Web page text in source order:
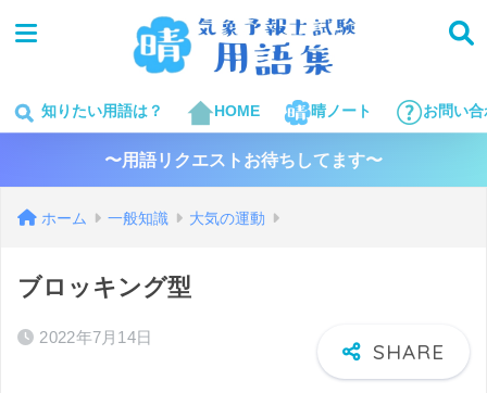
知りたい用語は？ HOME 晴ノート お問い
〜用語リクエストお待ちしてます〜
ホーム 一般知識 大気の運動
ブロッキング型
2022年7月14日